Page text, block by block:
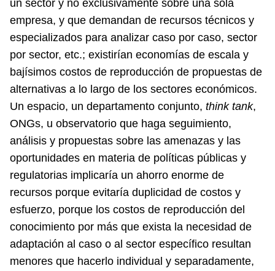
un sector y no exclusivamente sobre una sola
empresa, y que demandan de recursos técnicos y
especializados para analizar caso por caso, sector
por sector, etc.; existirían economías de escala y
bajísimos costos de reproducción de propuestas de
alternativas a lo largo de los sectores económicos.
Un espacio, un departamento conjunto, think tank,
ONGs, u observatorio que haga seguimiento,
análisis y propuestas sobre las amenazas y las
oportunidades en materia de políticas públicas y
regulatorias implicaría un ahorro enorme de
recursos porque evitaría duplicidad de costos y
esfuerzo, porque los costos de reproducción del
conocimiento por más que exista la necesidad de
adaptación al caso o al sector específico resultan
menores que hacerlo individual y separadamente,